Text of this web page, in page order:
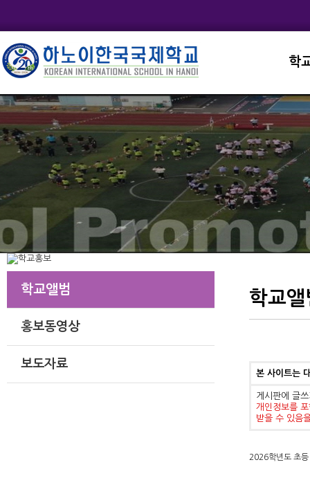
학
교
학
학
학
학교앨범
홍보동영상
보도자료
학교앨
본 사이트는
게시판에 글
개인정보를
받을 수 있음
2026학년도 초